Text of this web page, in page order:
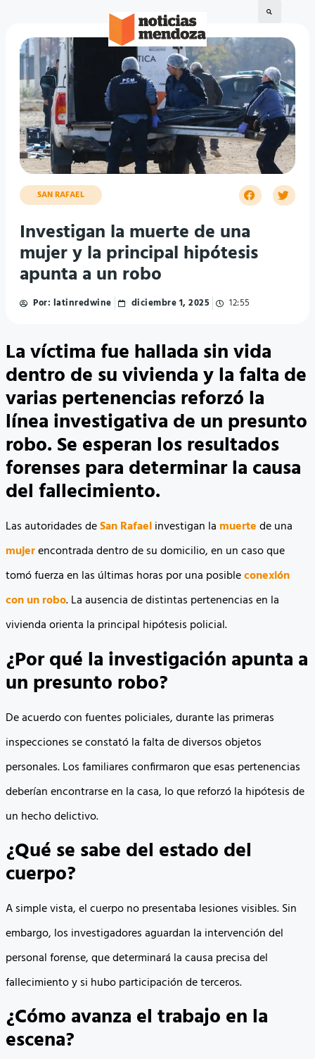
SAN RAFAEL
Investigan la muerte de una
mujer y la principal hipótesis
apunta a un robo
Por: latinredwine diciembre 1, 2025 12:55
La víctima fue hallada sin vida
dentro de su vivienda y la falta de
varias pertenencias reforzó la
línea investigativa de un presunto
robo. Se esperan los resultados
forenses para determinar la causa
del fallecimiento.
Las autoridades deSan Rafaelinvestigan la muertede una
mujerencontrada dentro de su domicilio, en un caso que
tomó fuerza en las últimas horas por una posibleconexión
con un robo. La ausencia de distintas pertenencias en la
vivienda orienta la principal hipótesis policial.
¿Por qué la investigación apunta a
un presunto robo?
De acuerdo con fuentes policiales, durante las primeras
inspecciones se constató la falta de diversos objetos
personales. Los familiares confirmaron que esas pertenencias
deberían encontrarse en la casa, lo que reforzó la hipótesis de
un hecho delictivo.
¿Qué se sabe del estado del
cuerpo?
A simple vista, el cuerpo no presentaba lesiones visibles. Sin
embargo, los investigadores aguardan la intervención del
personal forense, que determinará la causa precisa del
fallecimiento y si hubo participación de terceros.
¿Cómo avanza el trabajo en la
escena?